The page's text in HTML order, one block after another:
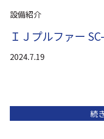
設備紹介
ＩＪプルファー
2024.7.19
続